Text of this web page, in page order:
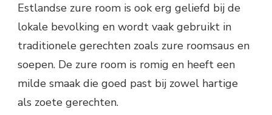
Estlandse zure room is ook erg geliefd bij de
lokale bevolking en wordt vaak gebruikt in
traditionele gerechten zoals zure roomsaus en
soepen. De zure room is romig en heeft een
milde smaak die goed past bij zowel hartige
als zoete gerechten.